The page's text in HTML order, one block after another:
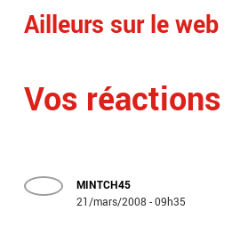
Ailleurs sur le web
Vos réactions
MINTCH45
21/mars/2008 - 09h35